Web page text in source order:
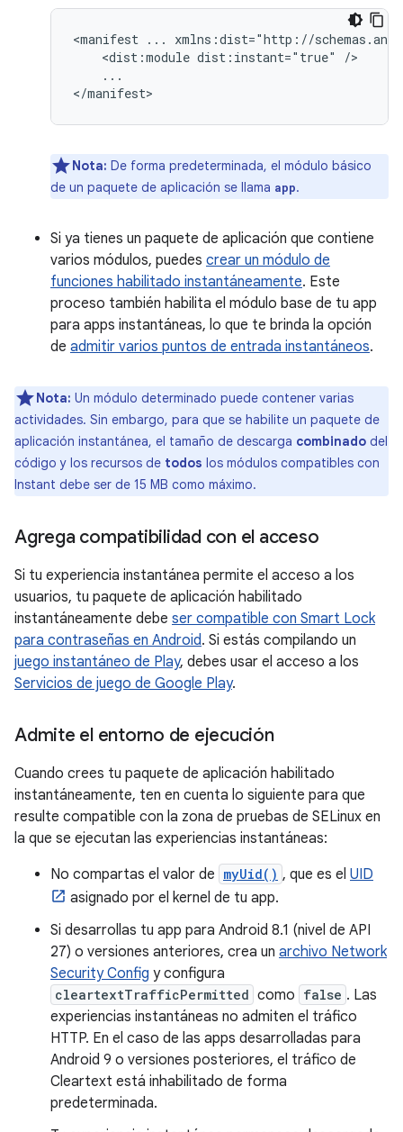
<manifest ...
<dist:module dist:instant="true"
...
Nota: De forma predeterminada, el módulo básico
de un paquete de aplicación se llama app.
Si ya tienes un paquete de aplicación que contiene
varios módulos, puedes crear un módulo de
funciones habilitado instantáneamente. Este
proceso también habilita el módulo base de tu app
para apps instantáneas, lo que te brinda la opción
de admitir varios puntos de entrada instantáneos.
Nota: Un módulo determinado puede contener varias
actividades. Sin embargo, para que se habilite un paquete de
aplicación instantánea, el tamaño de descarga combinado del
código y los recursos de todos los módulos compatibles con
Instant debe ser de 15 MB como máximo.
Agrega compatibilidad con el acceso
Si tu experiencia instantánea permite el acceso a los
usuarios, tu paquete de aplicación habilitado
instantáneamente debe ser compatible con Smart Lock
para contraseñas en Android. Si estás compilando un
juego instantáneo de Play, debes usar el acceso a los
Servicios de juego de Google Play.
Admite el entorno de ejecución
Cuando crees tu paquete de aplicación habilitado
instantáneamente, ten en cuenta lo siguiente para que
resulte compatible con la zona de pruebas de SELinux en
la que se ejecutan las experiencias instantáneas:
No compartas el valor de myUid() , que es el UID
asignado por el kernel de tu app.
Si desarrollas tu app para Android 8.1 (nivel de API
27) o versiones anteriores, crea un archivo Network
Security Config y configura
cleartextTrafficPermitted como false . Las
experiencias instantáneas no admiten el tráfico
HTTP. En el caso de las apps desarrolladas para
Android 9 o versiones posteriores, el tráfico de
Cleartext está inhabilitado de forma
predeterminada.